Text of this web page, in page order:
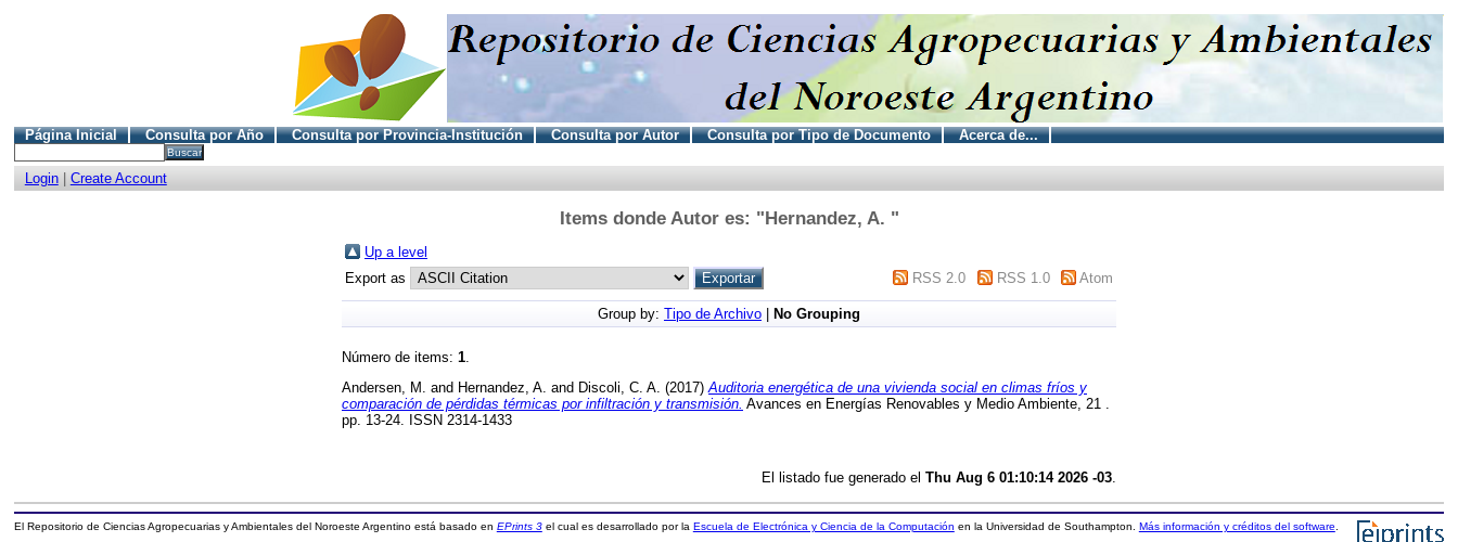
Página Inicial Consulta por Año Consulta por Provincia-Institución Consulta por Autor Consulta por Tipo de Documento Acerca de...
Login| Create Account
Items donde Autor es: "Hernandez, A. "
Up a level
Export as
RSS 2.0 RSS 1.0 Atom
Group by: Tipo de Archivo No Grouping
Número de items: 1
Andersen, M. and Hernandez, A. and Discoli, C. A. (2017) Auditoria energética de una vivienda social en climas fríos y
comparación de pérdidas térmicas por infiltración y transmisión. Avances en Energías Renovables y Medio Ambiente, 21 .
pp. 13-24. ISSN 2314-1433
El listado fue generado el Thu Aug 6 01:10:14 2026 -03
El Repositorio de Ciencias Agropecuarias y Ambientales del Noroeste Argentino está basado en EPrints 3el cual es desarrollado por la Escuela de Electrónica y Ciencia de la Computación en la Universidad de Southampton. Más información y créditos del software